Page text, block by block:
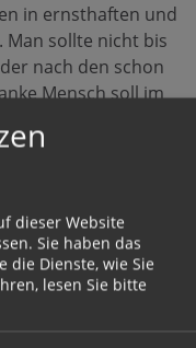
in ernsthaften und
Man sollte nicht bis
nach den schon
Mensch soll im
Dieses
werden.
der genaue
wir im Rahmen
wobei die
dieser Website
Sie haben das
die Dienste, wie Sie
lesen Sie bitte